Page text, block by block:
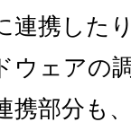
連携した
ウェアの
携部分も